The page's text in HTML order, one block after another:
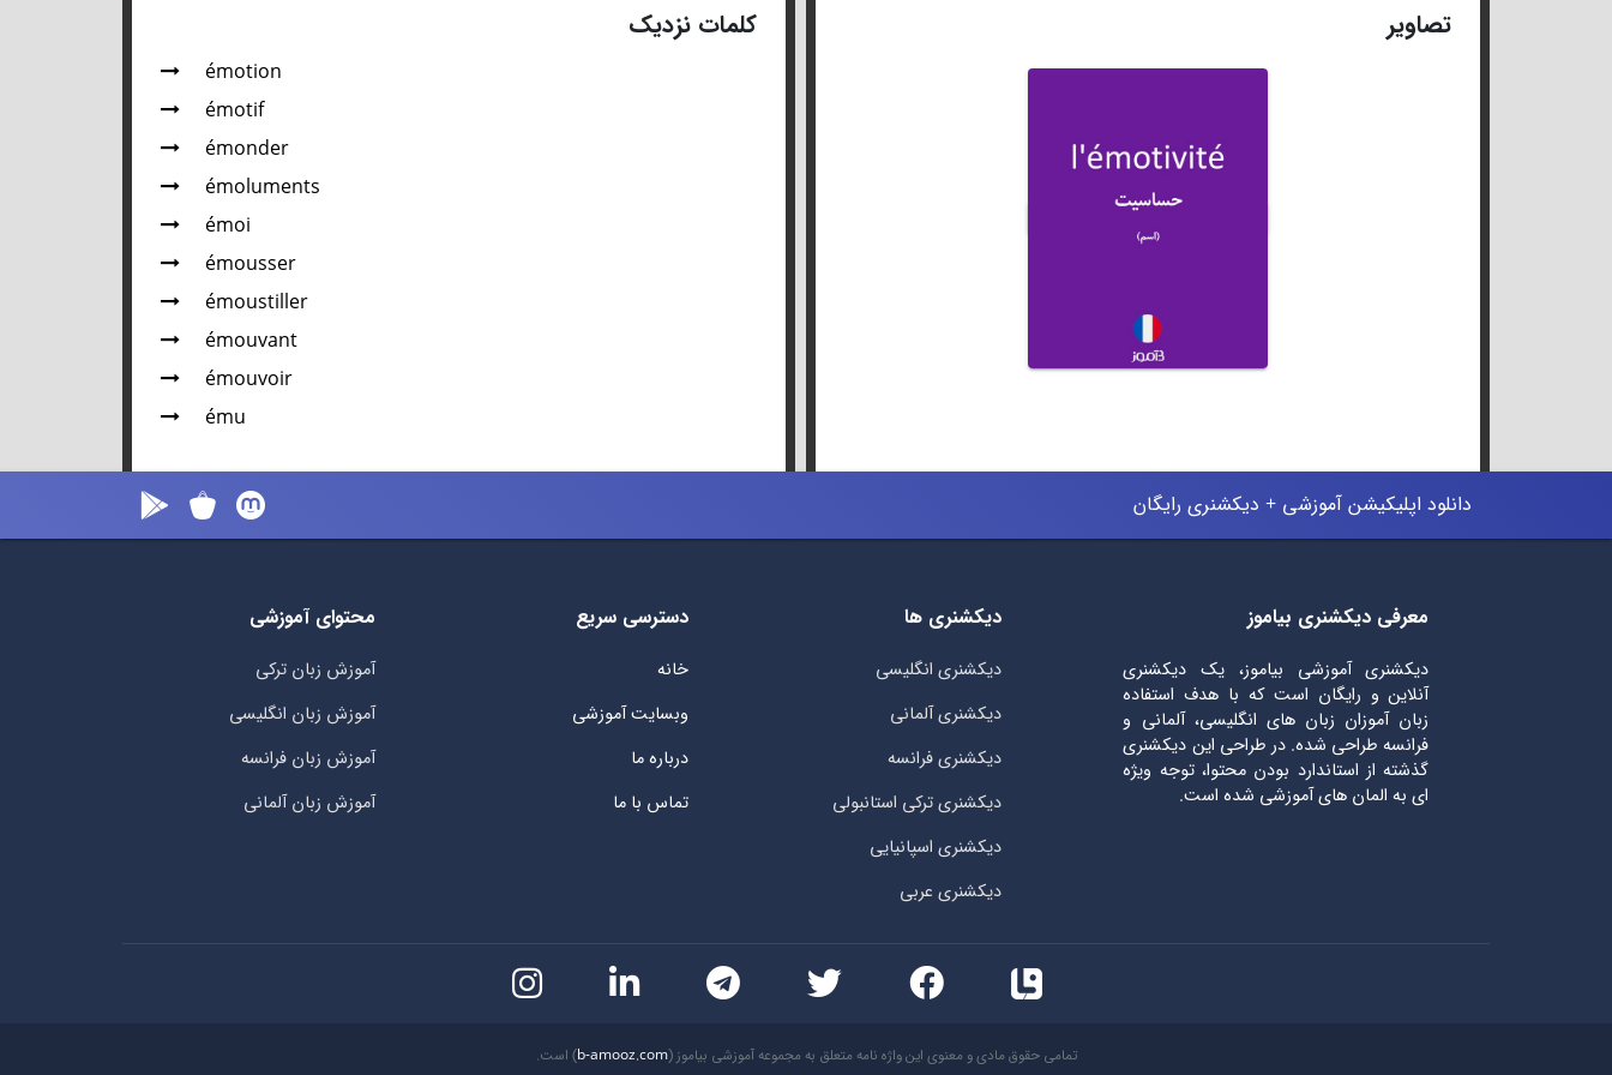
تصاویر کلمات نزدیک
émotion
émotif
émonder
émoluments
émoi
émousser
émoustiller
émouvant
émouvoir
ému
دانلود اپلیکیشن آموزشی + دیکشنری رایگان
معرفی دیکشنری بیاموز
دیکشنری آموزشی بیاموز، یک دیکشنری
آنلاین و رایگان است که با هدف استفاده
زبان آموزان زبان های انگلیسی، آلمانی و
فرانسه طراحی شده. در طراحی این دیکشنری
گذشته از استاندارد بودن محتوا، توجه ویژه
ای به المان های آموزشی شده است.
دیکشنری ها
دیکشنری انگلیسی
دیکشنری آلمانی
دیکشنری فرانسه
دیکشنری ترکی استانبولی
دیکشنری اسپانیایی
دیکشنری عربی
دسترسی سریع
خانه
وبسایت آموزشی
درباره ما
تماس با ما
محتوای آموزشی
آموزش زبان ترکی
آموزش زبان انگلیسی
آموزش زبان فرانسه
آموزش زبان آلمانی
تمامی حقوق مادی و معنوی این واژه نامه متعلق به مجموعه آموزشی بیاموز (b-amooz.com) است.